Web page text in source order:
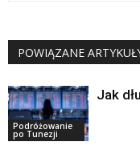
POWIĄZANE
Podróżowanie
po Tunezji
Jak